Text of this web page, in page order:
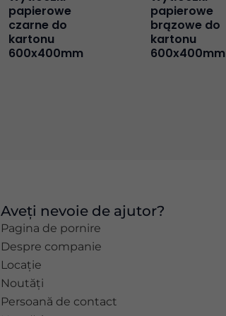
papierowe
czarne do
kartonu
600x400mm
papierowe
brązowe do
kartonu
600x400mm
Aveți nevoie de ajutor?
Pagina de pornire
Despre companie
Locație
Noutăți
Persoană de contact
și structura
site-ului, pe
baza modului
în care este
timpul vizitei